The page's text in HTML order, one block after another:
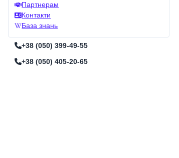
Партнерам
Контакти
База знань
+38 (050) 399-49-55
+38 (050) 405-20-65